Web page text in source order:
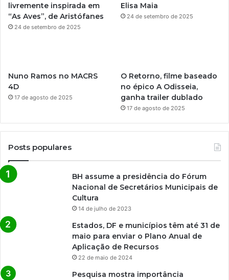
a
livremente inspirada em
“As Aves”, de Aristófanes
24 de setembro de 2025
Elisa Maia
24 de setembro de 2025
Nuno Ramos no MACRS
4D
17 de agosto de 2025
O Retorno, filme baseado
no épico A Odisseia,
ganha trailer dublado
17 de agosto de 2025
Posts populares
BH assume a presidência do Fórum
Nacional de Secretários Municipais de
Cultura
14 de julho de 2023
Estados, DF e municípios têm até 31 de
maio para enviar o Plano Anual de
Aplicação de Recursos
22 de maio de 2024
Pesquisa mostra importância